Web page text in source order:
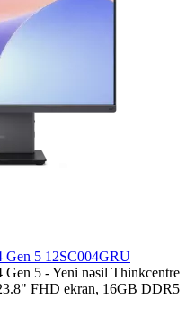
5 12SC004GRU
5 - Yeni nəsil Thinkcentre
FHD ekran, 16GB DDR5